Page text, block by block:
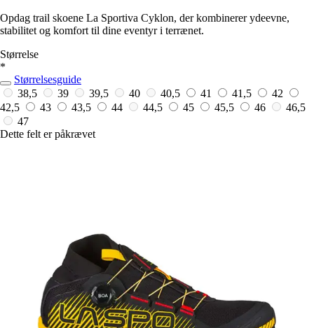
Opdag trail skoene La Sportiva Cyklon, der kombinerer ydeevne,
stabilitet og komfort til dine eventyr i terrænet.
Størrelse
*
Størrelsesguide
38,5
39 39,5 40 40,5 41 41,5
42
42,5
43 43,5 44 44,5 45 45,5 46
46,5
47
Dette felt er påkrævet